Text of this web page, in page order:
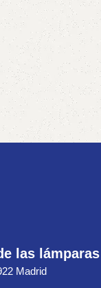
las lámparas
Madrid